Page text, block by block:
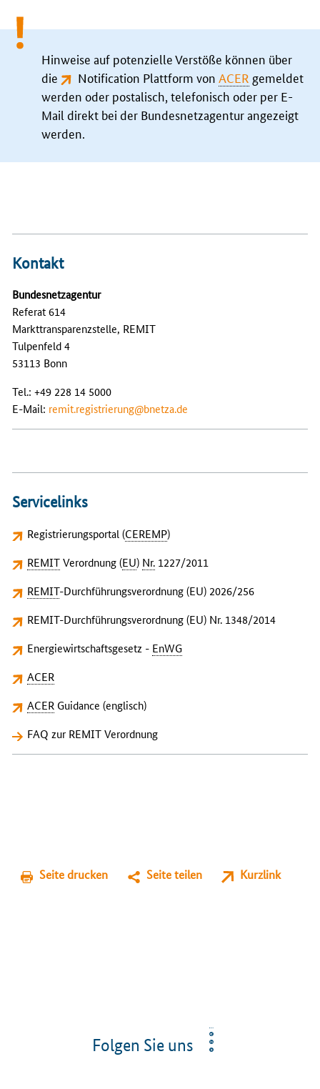
Hinweise auf potenzielle Verstöße können über
die
Notification Plattform von ACER gemeldet
werden oder postalisch, telefonisch oder per E-
Mail direkt bei der Bundesnetzagentur angezeigt
werden.
Kontakt
Bundesnetzagentur
Referat 614
Markttransparenzstelle, REMIT
Tulpenfeld 4
53113 Bonn
Tel.: +49 228 14 5000
E-Mail: remit.registrierung@bnetza.de
Servicelinks
Registrierungsportal (CEREMP)
REMITVerordnung (EU) Nr.1227/2011
REMIT-Durchführungsverordnung (EU) 2026/256
REMIT-Durchführungsverordnung (EU) Nr. 1348/2014
Energiewirtschaftsgesetz - EnWG
ACER
ACERGuidance (englisch)
FAQ zur REMIT Verordnung
Seite drucken Seite teilen Kurzlink
Folgen Sie uns